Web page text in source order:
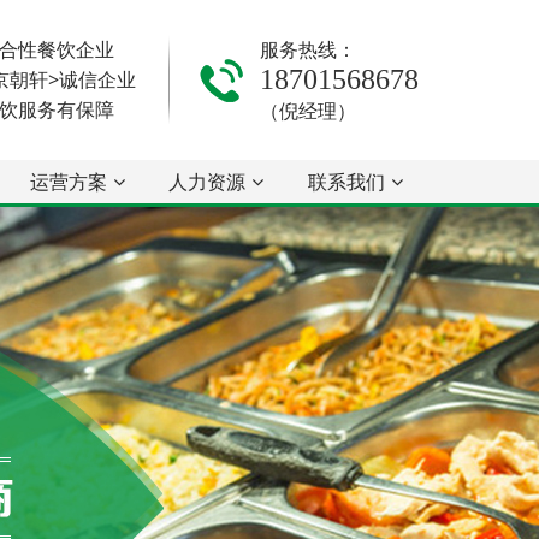
性餐饮企业
朝轩>诚信企业
服务有保障
服务热线：
18701568678
（倪经理）
运营方案 人力资源 联系我们